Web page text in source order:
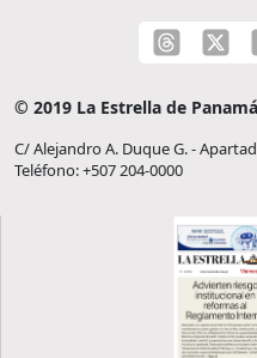
© 2019 La Estrella de Panamá
C/ Alejandro A. Duque G. -
Teléfono: +507 204-0000